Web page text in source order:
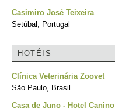
Casimiro José Teixeira
Setúbal, Portugal
HOTÉIS
Clínica Veterinária Zoovet
São Paulo, Brasil
Casa de Juno - Hotel Canino